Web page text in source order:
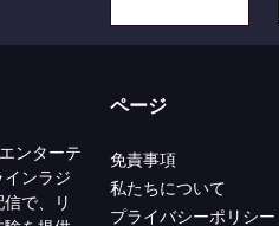
ンターテ
ンラジ
で、リ
ページ
免責事項
私たちについて
プライバシーポリシー